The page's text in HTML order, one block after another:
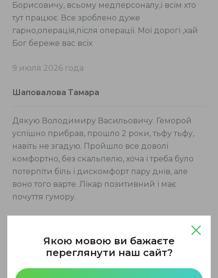
Борисовичу, всьому медперсоналу,і всім хто
тут працює. Все зроблено дуже
гарно,операція,після операції. Мої дорогі ,хай
Бог береже вас всіх
9 июля 2026 года
Шаповалова Тамара
Дякую Володимиру Васильовичу. Геморой
успішно прибрав, прошло 2 роки, тьфу тьфу,
навіть не згадую. Пройшло все доволі
комфортно, без скальпелю, хоча і треба було
потерпіти біль і дискомфорт пару днів, але
воно того варте. Лікар позитивний і має
почуття гумору.
Максим
Хочемо подякувати всьому колективу клініки
Якою мовою ви бажаєте
переглянути наш сайт?